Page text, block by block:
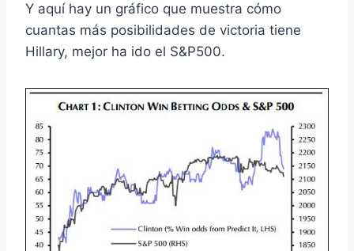
Y aquí hay un gráfico que muestra cómo
cuantas más posibilidades de victoria tiene
Hillary, mejor ha ido el S&P500.